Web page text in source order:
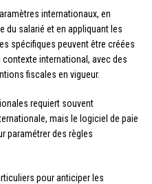
internationaux, en
du salarié et en appliquant les
spécifiques peuvent être créées
international, avec des
fiscales en vigueur.
requiert souvent
mais le logiciel de paie
paramétrer des règles
pour anticiper les